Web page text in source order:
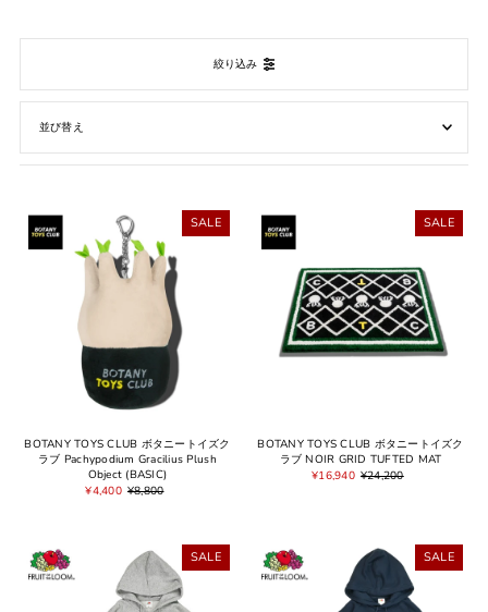
絞り込み
オススメ
ベストセラー
アルファベット順, A-Z
アルファベット順, Z-A
価格の安い順
価格の高い順
古い商品順
SALE
BOTANY TOYS CLUB ボタニートイズク
ラブ Pachypodium Gracilius Plush
Object (BASIC)
¥4,400 ¥8,800
SALE
BOTANY TOYS CLUB ボタニートイズク
ラブ NOIR GRID TUFTED MAT
¥16,940 ¥24,200
SALE SALE